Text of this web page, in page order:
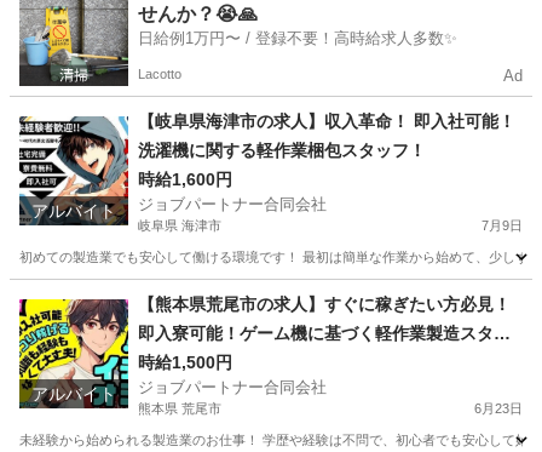
せんか？😭🙏
日給例1万円〜 / 登録不要！高時給求人多数✨
Lacotto Ad
アルバイト
【岐阜県海津市の求人】収入革命！ 即入社可能！
洗濯機に関する軽作業梱包スタッフ！
時給1,600円
ジョブパートナー合同会社
岐阜県 海津市 7月9日
初めての製造業でも安心して働ける環境です！ 最初は簡単な作業から始めて、少し
工場 スタッフ
アルバイト
【熊本県荒尾市の求人】すぐに稼ぎたい方必見！
即入寮可能！ゲーム機に基づく軽作業製造スタッ
フ
時給1,500円
ジョブパートナー合同会社
熊本県 荒尾市 6月23日
未経験から始められる製造業のお仕事！ 学歴や経験は不問で、初心者でも安心して